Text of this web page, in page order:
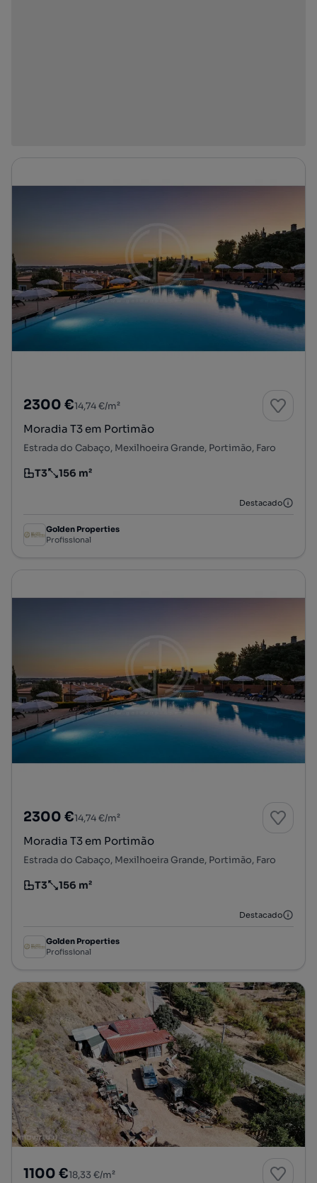
2300 €14,74 €/m²
Moradia T3 em Portimão
Estrada do Cabaço, Mexilhoeira Grande, Portimão, Faro
Tipologia
T3
Preço por metro quadrado
156 m²
Destacado
Golden Properties
Profissional
2300 €14,74 €/m²
Moradia T3 em Portimão
Estrada do Cabaço, Mexilhoeira Grande, Portimão, Faro
Tipologia
T3
Preço por metro quadrado
156 m²
Destacado
Golden Properties
Profissional
1100 €18,33 €/m²